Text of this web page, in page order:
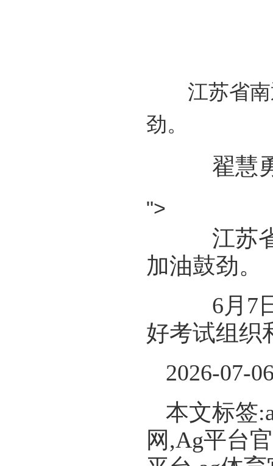
江苏省南
劲。
翟慧勇
">
江苏省
加油鼓劲
6月7日
好考试组织
2026-07-
本文标签
网,Ag平台